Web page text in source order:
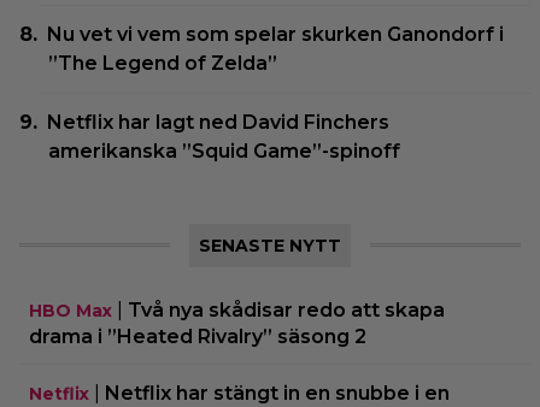
Nu vet vi vem som spelar skurken Ganondorf i
”The Legend of Zelda”
Netflix har lagt ned David Finchers
amerikanska ”Squid Game”-spinoff
SENASTE NYTT
HBO Max
Två nya skådisar redo att skapa
drama i ”Heated Rivalry” säsong 2
Netflix
Netflix har stängt in en snubbe i en